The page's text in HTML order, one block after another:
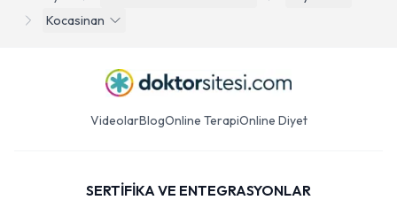
Kocasinan
VideolarBlogOnline TerapiOnline Diyet
SERTİFİKA VE ENTEGRASYONLAR